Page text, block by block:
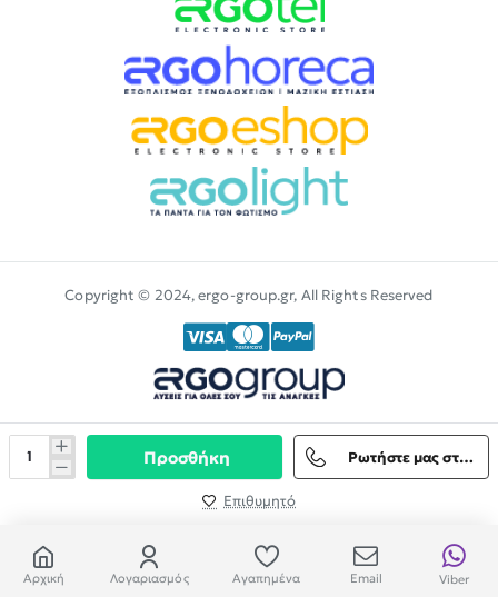
Αρχική Λογαριασμός Αγαπημένα Email Viber
Προσθήκη Ρωτήστε μας στο Viber
Επιθυμητό
Copyright © 2024, ergo-group.gr, All Rights Reserved